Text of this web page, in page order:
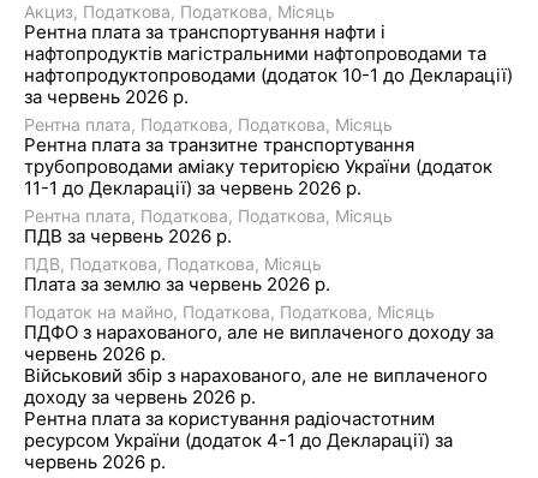
Акциз Податкова Податкова Місяць
Рентна плата за транспортування нафти і
нафтопродуктів магістральними нафтопроводами та
нафтопродуктопроводами (додаток 10-1 до Декларації)
за червень 2026 р.
Рентна плата Податкова Податкова Місяць
Рентна плата за транзитне транспортування
трубопроводами аміаку територією України (додаток
11-1 до Декларації) за червень 2026 р.
Рентна плата Податкова Податкова Місяць
ПДВ за червень 2026 р.
ПДВ Податкова Податкова Місяць
Плата за землю за червень 2026 р.
Податок на майно Податкова Податкова Місяць
ПДФО з нарахованого, але не виплаченого доходу за
червень 2026 р.
Військовий збір з нарахованого, але не виплаченого
доходу за червень 2026 р.
Рентна плата за користування радіочастотним
ресурсом України (додаток 4-1 до Декларації) за
червень 2026 р.